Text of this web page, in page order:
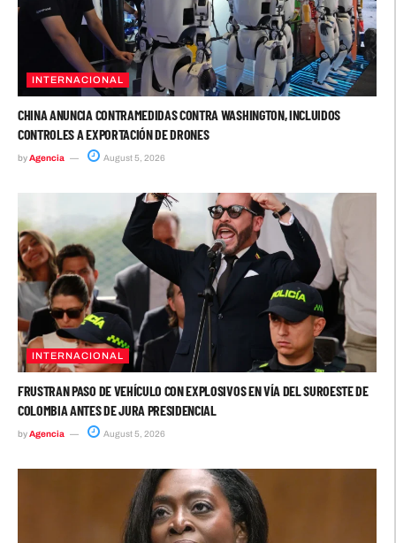
INTERNACIONAL
CHINA ANUNCIA CONTRAMEDIDAS CONTRA WASHINGTON, INCLUIDOS
CONTROLES A EXPORTACIÓN DE DRONES
byAgencia August 5, 2026
INTERNACIONAL
FRUSTRAN PASO DE VEHÍCULO CON EXPLOSIVOS EN VÍA DEL SUROESTE DE
COLOMBIA ANTES DE JURA PRESIDENCIAL
byAgencia August 5, 2026